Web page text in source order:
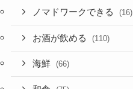
ノマドワークできる (16)
お酒が飲める (110)
海鮮 (66)